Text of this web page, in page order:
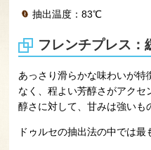
抽出温度：83℃
フレンチプレス：
あっさり滑らかな味わいが特
なく、程よい芳醇さがアク
醇さに対して、甘みは強いも
ドゥルセの抽出法の中では最